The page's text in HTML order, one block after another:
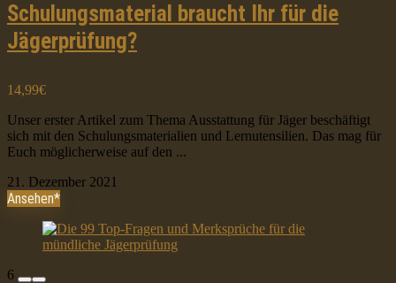
Schulungsmaterial braucht Ihr für die
Jägerprüfung?
14,99€
Unser erster Artikel zum Thema Ausstattung für Jäger beschäftigt
sich mit den Schulungsmaterialien und Lernutensilien. Das mag für
Euch möglicherweise auf den ...
21. Dezember 2021
Ansehen*
6